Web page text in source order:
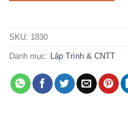
SKU: 1830
Danh mục: Lập Trình & CNTT